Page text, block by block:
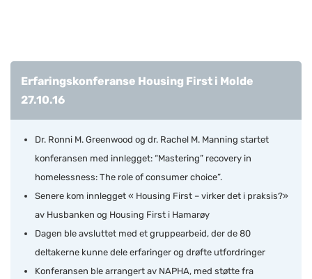
Erfaringskonferanse Housing First i Molde
27.10.16
Dr. Ronni M. Greenwood og dr. Rachel M. Manning startet
konferansen med innlegget: “Mastering” recovery in
homelessness: The role of consumer choice”.
Senere kom innlegget « Housing First – virker det i praksis?»
av Husbanken og Housing First i Hamarøy
Dagen ble avsluttet med et gruppearbeid, der de 80
deltakerne kunne dele erfaringer og drøfte utfordringer
Konferansen ble arrangert av NAPHA, med støtte fra